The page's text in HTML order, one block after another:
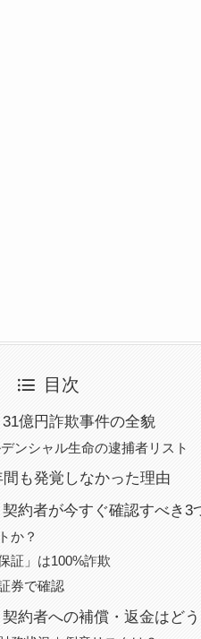
目次
億円詐欺事件の全貌
ンシャル生命の逮捕者リスト
も発覚しなかった理由
約者が今すぐ確認すべき3
か？
証」は100%詐欺
券で確認
約者への補償・返金はどう